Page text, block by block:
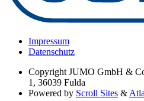
Impressum
Datenschutz
Copyright JUMO GmbH &
1, 36039 Fulda
Powered by Scroll Sites &